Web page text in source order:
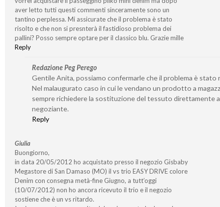
aver letto tutti questi commenti sinceramente sono un
tantino perplessa. Mi assicurate che il problema è stato
risolto e che non si presnterà il fastidioso problema dei
pallini? Posso sempre optare per il classico blu. Grazie mille
Reply
Redazione Peg Perego
Gentile Anita, possiamo confermarle che il problema è stato
Nel malaugurato caso in cui le vendano un prodotto a
sempre richiedere la sostituzione del tessuto direttamente
negoziante.
Reply
Giulia
Buongiorno,
in data 20/05/2012 ho acquistato presso il negozio Gisbaby
Megastore di San Damaso (MO) il vs trio EASY DRIVE colore
Denim con consegna metà-fine Giugno, a tutt’oggi
(10/07/2012) non ho ancora ricevuto il trio e il negozio
sostiene che è un vs ritardo.